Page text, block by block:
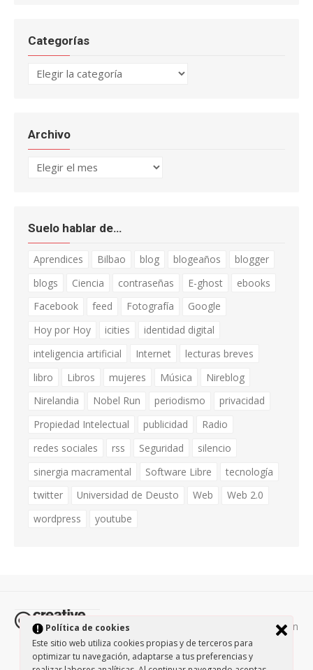
Política de cookies
Este sitio web utiliza cookies propias y de terceros para
optimizar tu navegación, adaptarse a tus preferencias y
Categorías
Categorías
Archivo
Archivo
Suelo hablar de…
Aprendices Bilbao blog blogeaños
blogger
blogs
Ciencia contraseñas E-ghost
ebooks
Facebook
feed Fotografía
Google
Hoy por Hoy
icities
identidad digital
inteligencia artificial
Internet
lecturas breves
libro
Libros mujeres Música
Nireblog
Nirelandia
Nobel Run periodismo
privacidad
Propiedad Intelectual
publicidad
Radio
redes sociales
rss Seguridad
silencio
sinergia macramental
Software Libre
tecnología
twitter
Universidad de Deusto Web
Web 2.0
wordpress
youtube
Todos los contenidos de esta página están
protegidos por la licencia Creative Commons Attribution-
NonCommercial-ShareAlike 3.0. / Política de privacidad